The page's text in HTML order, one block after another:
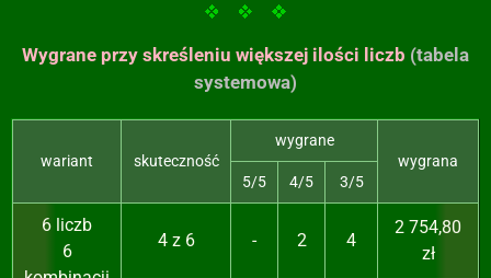
Wygrane przy skreśleniu większej ilości liczb (tabela
systemowa)
wariant skuteczność
wygrane
wygrana
5/5
4/5 3/5
6 liczb
6
4 z 6 - 2 4
2 754,80
zł